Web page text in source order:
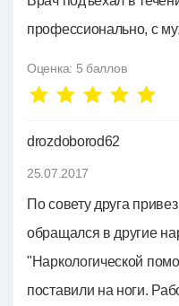
профессионально, с
Оценка: 5 баллов
drozdoborod62
25.07.2017
По совету друга
обращался в другие
"Наркологической
поставили на ноги.